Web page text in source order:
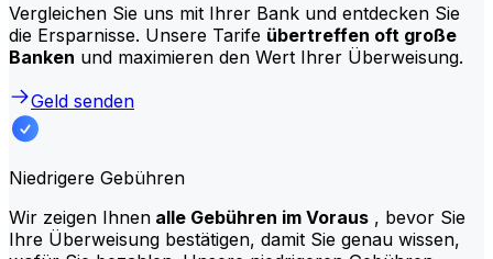
Vergleichen Sie uns mit Ihrer Bank und entdecken Sie
die Ersparnisse. Unsere Tarife übertreffen oft große
Banken und maximieren den Wert Ihrer Überweisung.
Geld senden
Niedrigere Gebühren
Wir zeigen Ihnen alle Gebühren im Voraus , bevor Sie
Ihre Überweisung bestätigen, damit Sie genau wissen,